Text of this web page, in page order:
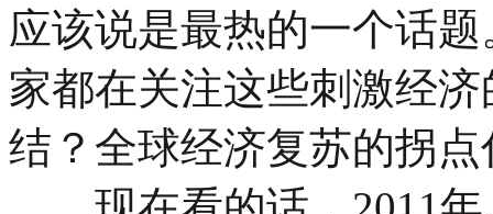
应该说是最热的一个话
家都在关注这些刺激经
结？全球经济复苏的拐